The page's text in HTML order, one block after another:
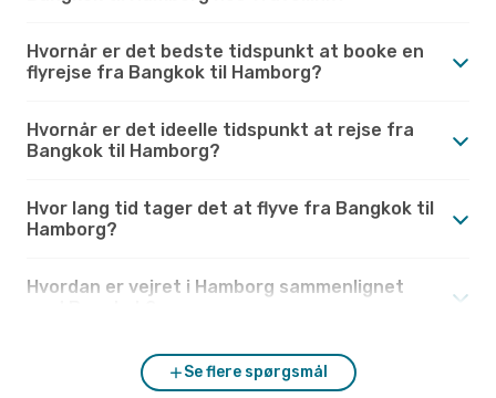
Hvornår er det bedste tidspunkt at booke en
flyrejse fra Bangkok til Hamborg?
Hvornår er det ideelle tidspunkt at rejse fra
Bangkok til Hamborg?
Hvor lang tid tager det at flyve fra Bangkok til
Hamborg?
Hvordan er vejret i Hamborg sammenlignet
Se flere spørgsmål